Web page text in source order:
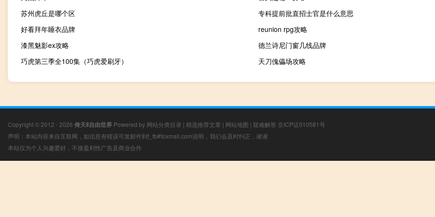
苏州虎丘是哪个区
专科提前批直招士官是什么意思
好看拜年睡衣品牌
reunion rpg攻略
漆黑魅影ex攻略
德兰诗尼门窗几线品牌
巧虎第三季全100集（巧虎爱刷牙）
天刀傀儡场攻略
Copyright © 2012 - 2026 倚天Ⅱ自由世界 Powered by 网站分类目录 | 精选推荐文章 | 网站地图 | 疑难解答 京ICP证010581号
声明：本站内容来自互联网，如信息有错误可发邮件到f_fb#foxmail.com说明，我们会及时纠正，谢谢
本站仅为个人兴趣爱好，不接盈利性广告及商业合作